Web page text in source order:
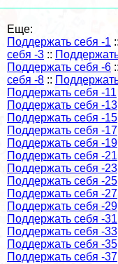
Еще:
Поддержать себя -1 ::
себя -3 ::
Поддержать себя -6 ::
себя -8 ::
Поддержать себя -11
Поддержать себя -13
Поддержать себя -15
Поддержать себя -17
Поддержать себя -19
Поддержать себя -21
Поддержать себя -23
Поддержать себя -25
Поддержать себя -27
Поддержать себя -29
Поддержать себя -31
Поддержать себя -33
Поддержать себя -35
Поддержать себя -37